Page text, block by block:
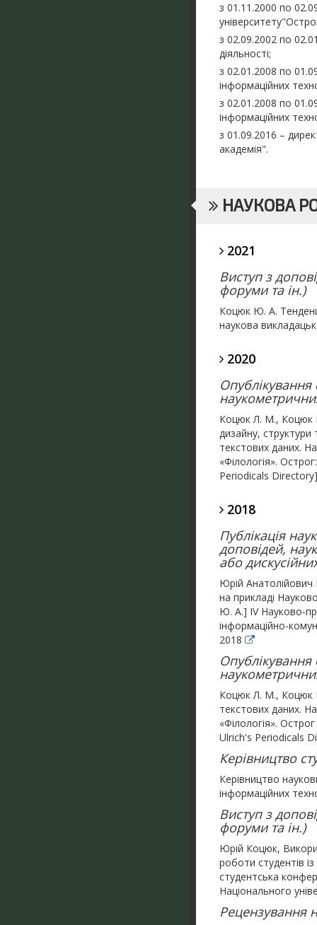
з 01.11.2000 по
з 02.09.2002 по
діяльності;
з 02.01.2008 по
інформаційних
з 02.01.2008 по
інформаційних
з 01.09.2016 –
академія".
НАУКОВА
2021
Виступ з
форуми та ін.)
Коцюк Ю. А.
наукова
2020
Опублікування
Коцюк Л. М., Коцюк
дизайну, структури
текстових даних.
«Філологія».
Periodicals Directory]
2018
Публікація
доповідей,
або
Юрій Анатолійович
на прикладі
Ю. А.] IV Науково-
інформаційно-
2018
Опублікування
Коцюк Л. М., Коцюк
текстових даних.
«Філологія».
Ulrich's Periodicals
Керівництво
Керівництво
інформаційних
Виступ з
форуми та ін.)
Юрій Коцюк,
роботи студентів
студентська
Національного
Рецензування